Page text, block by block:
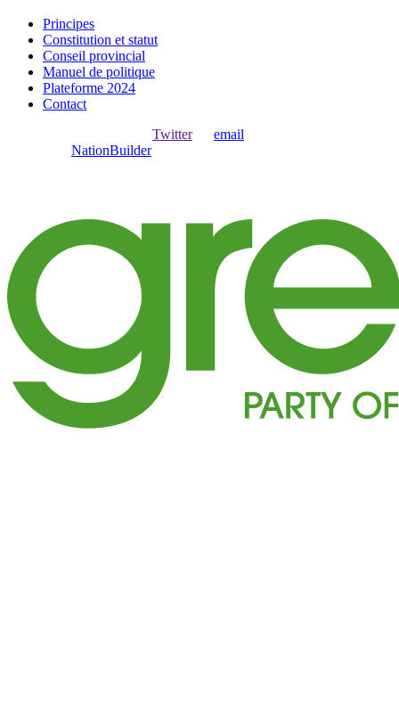
Principes
Constitution et statut
Conseil provincial
Manuel de politique
Plateforme 2024
Contact
Twitterou email
NationBuilder